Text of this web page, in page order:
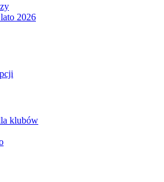
2026
klubów